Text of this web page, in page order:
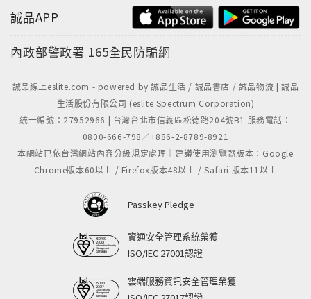
誠品APP
內政部警政署 165全民防騙網
誠品線上eslite.com - powered by 誠品生活 / 誠品書店 / 誠品物流 | 誠品
生活股份有限公司 (eslite Spectrum Corporation)
統一編號：27952966 | 台灣台北市信義區松德路204號B1 服務電話：
0800-666-798／+886-2-8789-8921
本網站已依台灣網站內容分級規定處理｜建議使用瀏覽器版本：Google
Chrome版本60以上 / Firefox版本48以上 / Safari 版本11以上
Passkey Pledge
資通安全管理系統榮獲
ISO/IEC 27001認證
雲端服務資訊安全管理榮獲